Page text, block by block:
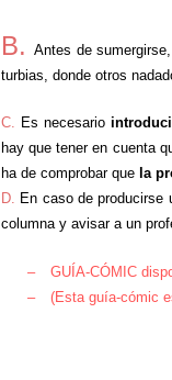
B. Antes de
turbias , donde otros
C. Es necesario
hay que tener en cuenta
ha de comprobar que la
D. En caso de producirse
columna y avisar a un
–
GUÍA-CÓMIC
–
(Esta guía-cómic